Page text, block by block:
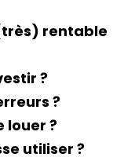
rentable
?
?
?
utiliser ?